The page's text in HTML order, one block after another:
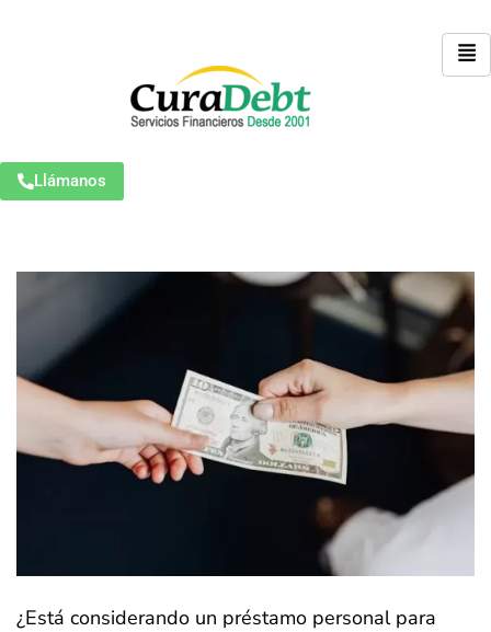
Llámanos
¿Está considerando un préstamo personal para